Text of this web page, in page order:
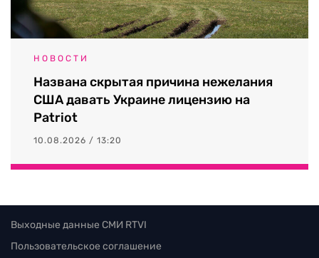
НОВОСТИ
Названа скрытая причина нежелания
США давать Украине лицензию на
Patriot
10.08.2026 / 13:20
Выходные данные СМИ RTVI
Пользовательское соглашение